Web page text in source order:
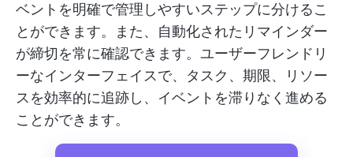
ベントを明確で管理しやすいステップに分けるこ
とができます。また、自動化されたリマインダー
が締切を常に確認できます。ユーザーフレンドリ
ーなインターフェイスで、タスク、期限、リソー
スを効率的に追跡し、イベントを滞りなく進める
ことができます。